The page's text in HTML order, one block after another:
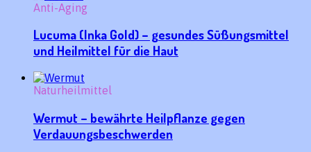
Anti-Aging
Lucuma (Inka Gold) – gesundes Süßungsmittel
und Heilmittel für die Haut
Naturheilmittel
Wermut – bewährte Heilpflanze gegen
Verdauungsbeschwerden